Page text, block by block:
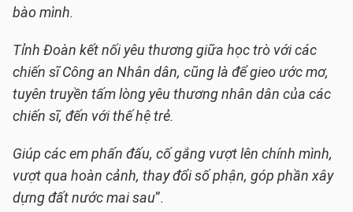
bào mình.
Tỉnh Đoàn kết nối yêu thương giữa học trò với các
chiến sĩ Công an Nhân dân, cũng là để gieo ước mơ,
tuyên truyền tấm lòng yêu thương nhân dân của các
chiến sĩ, đến với thế hệ trẻ.
Giúp các em phấn đấu, cố gắng vượt lên chính mình,
vượt qua hoàn cảnh, thay đổi số phận, góp phần xây
dựng đất nước mai sau”.